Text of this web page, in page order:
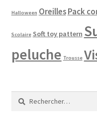
Halloween Oreilles Pack
Scolaire Soft toy pattern
peluche Trousse
Rechercher :